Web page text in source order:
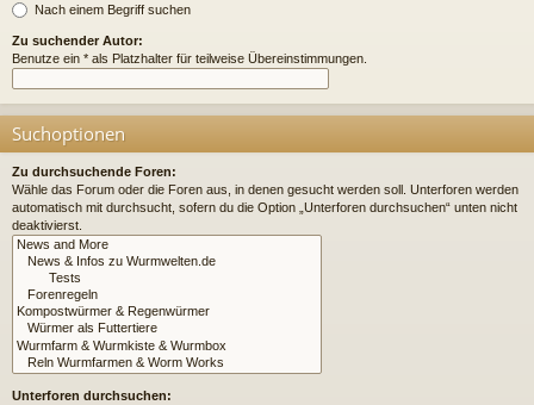
Nach einem Begriff suchen
Zu suchender Autor:
Benutze ein * als Platzhalter für teilweise Übereinstimmungen.
Suchoptionen
Zu durchsuchende Foren:
Wähle das Forum oder die Foren aus, in denen gesucht werden soll. Unterforen werden
automatisch mit durchsucht, sofern du die Option „Unterforen durchsuchen“ unten nicht
deaktivierst.
Unterforen durchsuchen: